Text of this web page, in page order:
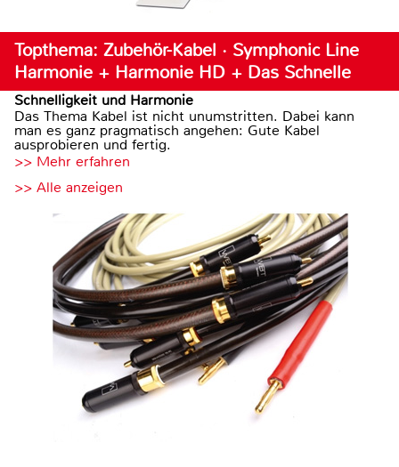
Topthema: Zubehör-Kabel · Symphonic Line
Harmonie + Harmonie HD + Das Schnelle
Schnelligkeit und Harmonie
Das Thema Kabel ist nicht unumstritten. Dabei kann
man es ganz pragmatisch angehen: Gute Kabel
ausprobieren und fertig.
>> Mehr erfahren
>> Alle anzeigen